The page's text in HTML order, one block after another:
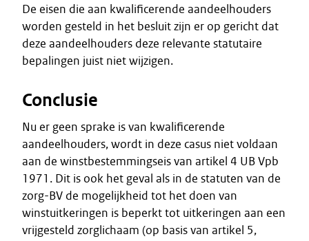
De eisen die aan kwalificerende aandeelhouders
worden gesteld in het besluit zijn er op gericht dat
deze aandeelhouders deze relevante statutaire
bepalingen juist niet wijzigen.
Conclusie
Nu er geen sprake is van kwalificerende
aandeelhouders, wordt in deze casus niet voldaan
aan de winstbestemmingseis van artikel 4 UB Vpb
1971. Dit is ook het geval als in de statuten van de
zorg-BV de mogelijkheid tot het doen van
winstuitkeringen is beperkt tot uitkeringen aan een
vrijgesteld zorglichaam (op basis van artikel 5,